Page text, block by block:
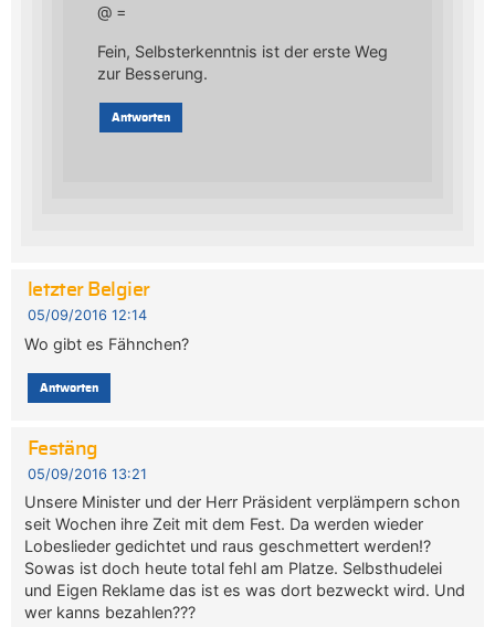
@ =
Fein, Selbsterkenntnis ist der erste Weg
zur Besserung.
Antworten
letzter Belgier
05/09/2016 12:14
Wo gibt es Fähnchen?
Antworten
Festäng
05/09/2016 13:21
Unsere Minister und der Herr Präsident verplämpern schon
seit Wochen ihre Zeit mit dem Fest. Da werden wieder
Lobeslieder gedichtet und raus geschmettert werden!?
Sowas ist doch heute total fehl am Platze. Selbsthudelei
und Eigen Reklame das ist es was dort bezweckt wird. Und
wer kanns bezahlen???